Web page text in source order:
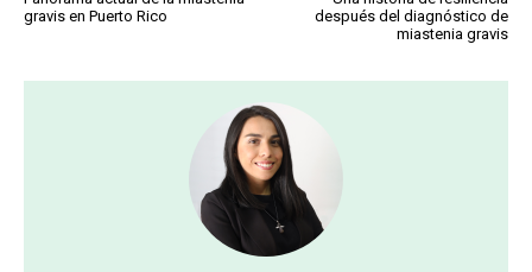
gravis en Puerto Rico
después del diagnóstico de
miastenia gravis